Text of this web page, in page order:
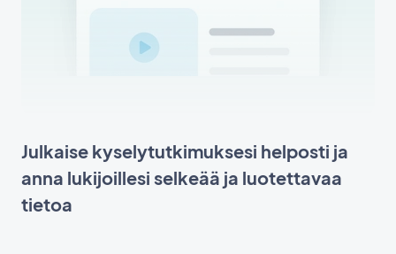
Julkaise kyselytutkimuksesi helposti ja
anna lukijoillesi selkeää ja luotettavaa
tietoa